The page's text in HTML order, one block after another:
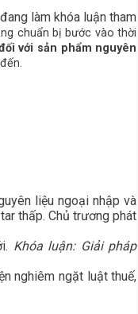
làm khóa luận tham
chuẩn bị bước vào thời
với sản phẩm nguyên
liệu ngoại nhập và
thấp. Chủ trương phát
Khóa luận: Giải pháp
nghiêm ngặt luật thuế,